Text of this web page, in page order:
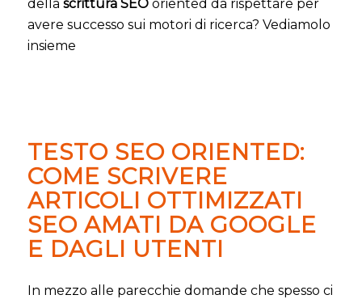
della scrittura SEOoriented da rispettare per
avere successo sui motori di ricerca? Vediamolo
insieme
TESTO SEO ORIENTED:
COME SCRIVERE
ARTICOLI OTTIMIZZATI
SEO AMATI DA GOOGLE
E DAGLI UTENTI
In mezzo alle parecchie domande che spesso ci